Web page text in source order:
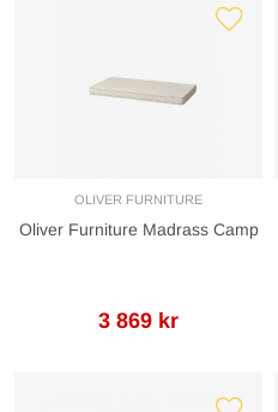
OLIVER FURNITURE
Oliver Furniture Madrass Camp
3 869 kr